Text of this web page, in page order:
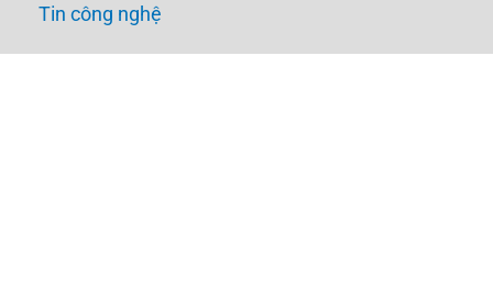
Tin công nghệ